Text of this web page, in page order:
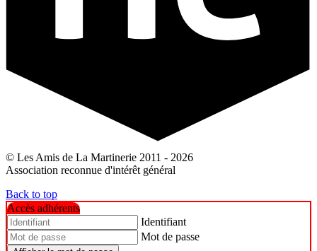
© Les Amis de La Martinerie 2011 - 2026
Association reconnue d'intérêt général
Back to top
Accès adhérents
Identifiant
Mot de passe